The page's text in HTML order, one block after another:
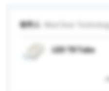
收件人
LED T8 Tube